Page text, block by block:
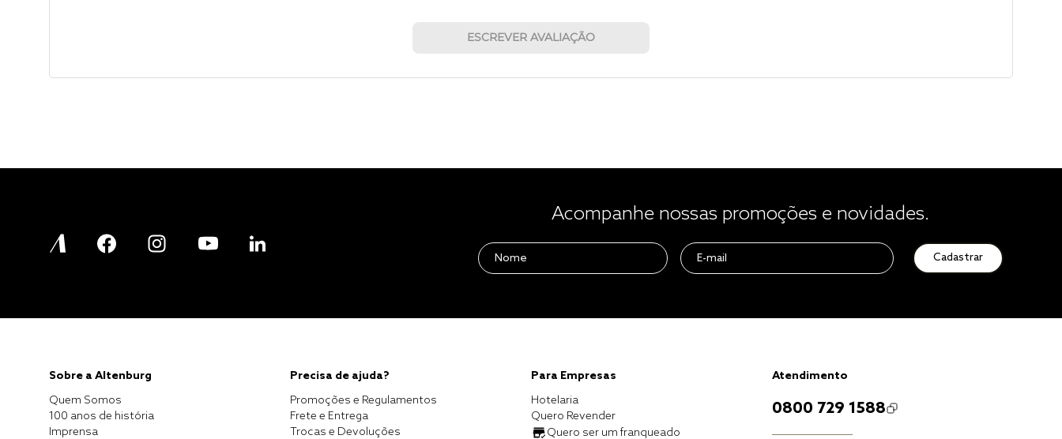
ESCREVER AVALIAÇÃO
Acompanhe nossas promoções e novidades.
Cadastrar
Sobre a Altenburg
Quem Somos
100 anos de história
Imprensa
Precisa de ajuda?
Promoções e Regulamentos
Frete e Entrega
Trocas e Devoluções
Para Empresas
Hotelaria
Quero Revender
Quero ser um franqueado
Atendimento
0800 729 1588